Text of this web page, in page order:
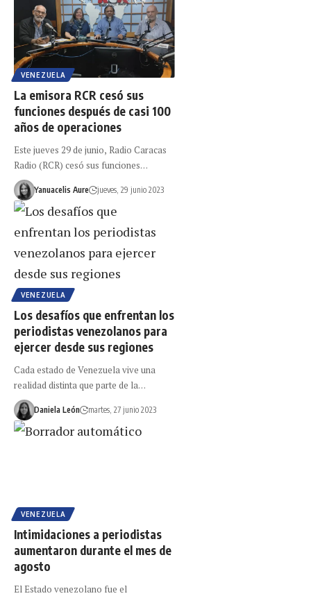
VENEZUELA
La emisora RCR cesó sus
funciones después de casi 100
años de operaciones
Este jueves 29 de junio, Radio Caracas
Radio (RCR) cesó sus funciones…
Yanuacelis Aure jueves, 29 junio 2023
VENEZUELA
Los desafíos que enfrentan los
periodistas venezolanos para
ejercer desde sus regiones
Cada estado de Venezuela vive una
realidad distinta que parte de la…
Daniela León martes, 27 junio 2023
VENEZUELA
Intimidaciones a periodistas
aumentaron durante el mes de
agosto
El Estado venezolano fue el